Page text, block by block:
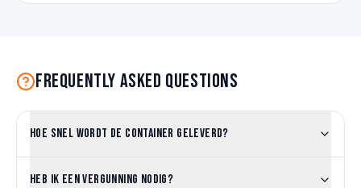
Frequently asked questions
Hoe snel wordt de container geleverd?
Heb ik een vergunning nodig?